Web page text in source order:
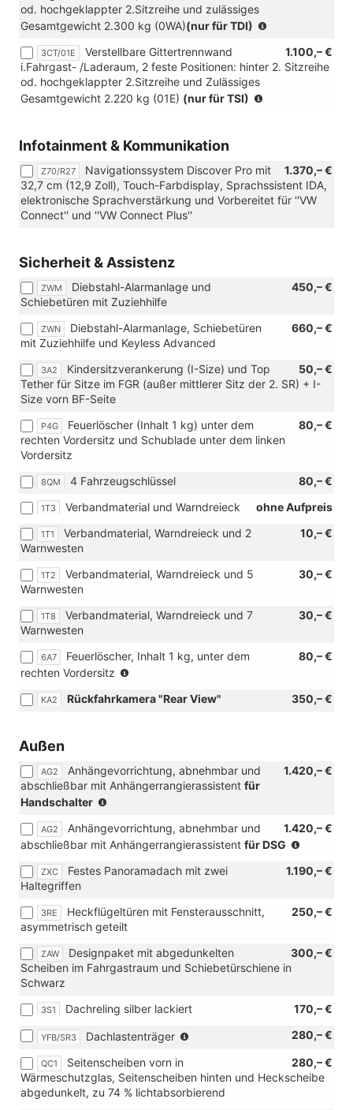
in
Verbindung
[ZWL]
Standheizung,
Sitzheizung
und
od. hochgeklappter 2.Sitzreihe und zulässiges
Gesamtgewicht 2.300 kg (0WA)(nur für TDI)
Verbindung
2.
SR
(klapp-,
in
2.
3CT/01E 1.100,– €
Verstellbare Gittertrennwand
i.Fahrgast- /Laderaum, 2 feste Positionen: hinter 2. Sitzreihe
od. hochgeklappter 2.Sitzreihe und Zulässiges
Gesamtgewicht 2.220 kg (01E) (nur für TSI)
[3NM]
3er-
Sitzbank
wickel-
herausnehmbar),
Top
Tether
in
Infotainment & Kommunikation
Z70/R27 1.370,– €
Navigationssystem Discover Pro mit
32,7 cm (12,9 Zoll), Touch-Farbdisplay, Sprachssistent IDA,
elektronische Sprachverstärkung und Vorbereitet für ''VW
Connect'' und ''VW Connect Plus''
Sicherheit & Assistenz
ZWM 450,– €
Diebstahl-Alarmanlage und
Schiebetüren mit Zuziehhilfe
ZWN 660,– €
Diebstahl-Alarmanlage, Schiebetüren
mit Zuziehhilfe und Keyless Advanced
3A2 50,– €
Kindersitzverankerung (I-Size) und Top
Tether für Sitze im FGR (außer mittlerer Sitz der 2. SR) + I-
Size vorn BF-Seite
P4G 80,– €
Feuerlöscher (Inhalt 1 kg) unter dem
rechten Vordersitz und Schublade unter dem linken
Vordersitz
8QM 80,– €
4 Fahrzeugschlüssel
1T3 ohne Aufpreis
Verbandmaterial und Warndreieck
1T1 10,– €
Verbandmaterial, Warndreieck und 2
Warnwesten
1T2 30,– €
Verbandmaterial, Warndreieck und 5
Warnwesten
1T8 30,– €
Verbandmaterial, Warndreieck und 7
Warnwesten
6A7 80,– €
Feuerlöscher, Inhalt 1 kg, unter dem
rechten Vordersitz
Verbindung
dem
linken
KA2 350,– €
Rückfahrkamera "Rear View"
Außen
AG2 1.420,– €
Anhängevorrichtung, abnehmbar und
abschließbar mit Anhängerrangierassistent für
Handschalter
Verbindung
mit
Rückfahrkamera
View"
und
[ZWD]
Parklenkassistent
mit
AG2 1.420,– €
Anhängevorrichtung, abnehmbar und
abschließbar mit Anhängerrangierassistent für DSG
View"
und
ZXC 1.190,– €
Festes Panoramadach mit zwei
Haltegriffen
3RE 250,– €
Heckflügeltüren mit Fensterausschnitt,
asymmetrisch geteilt
ZAW 300,– €
Designpaket mit abgedunkelten
Scheiben im Fahrgastraum und Schiebetürschiene in
Schwarz
3S1 170,– €
Dachreling silber lackiert
YFB/SR3 280,– €
Dachlastenträger
mit
[3S6]
QC1 280,– €
Seitenscheiben vorn in
Wärmeschutzglas, Seitenscheiben hinten und Heckscheibe
abgedunkelt, zu 74 % lichtabsorbierend